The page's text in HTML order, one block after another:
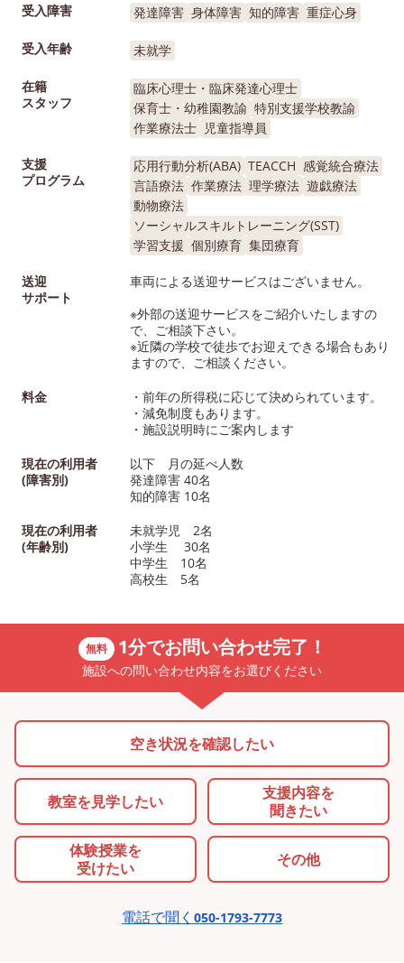
受入障害
発達障害 身体障害 知的障害 重症心身
受入年齢 未就学
在籍
スタッフ
臨床心理士・臨床発達心理士
保育士・幼稚園教諭 特別支援学校教諭
作業療法士 児童指導員
支援
プログラム
応用行動分析(ABA) TEACCH 感覚統合療法
言語療法 作業療法 理学療法 遊戯療法
動物療法
ソーシャルスキルトレーニング(SST)
学習支援 個別療育 集団療育
送迎
サポート
車両による送迎サービスはございません。
※外部の送迎サービスをご紹介いたしますの
で、ご相談下さい。
※近隣の学校で徒歩でお迎えできる場合もあり
ますので、ご相談ください。
料金
・前年の所得税に応じて決められています。
・減免制度もあります。
・施設説明時にご案内します
現在の利用者
(障害別)
以下 月の延べ人数
発達障害 40名
知的障害 10名
現在の利用者
(年齢別)
未就学児 2名
小学生 30名
中学生 10名
高校生 5名
無料 1分でお問い合わせ完了！
施設への問い合わせ内容をお選びください
空き状況を確認したい
教室を見学したい
支援内容を
聞きたい
体験授業を
受けたい
その他
電話で聞く 050-1793-7773